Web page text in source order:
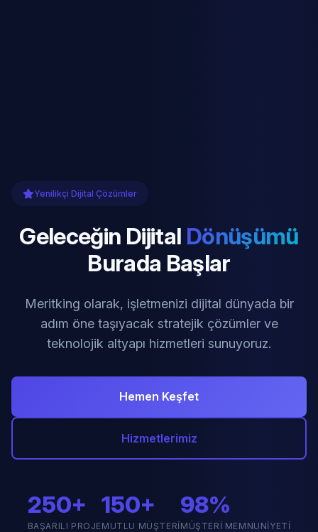
Yenilikçi Dijital Çözümler
Geleceğin Dijital Dönüşümü
Burada Başlar
Meritking olarak, işletmenizi dijital dünyada bir
adım öne taşıyacak stratejik çözümler ve
teknolojik altyapı hizmetleri sunuyoruz.
Hemen Keşfet
Hizmetlerimiz
250+
BAŞARILI PROJE
150+
MUTLU MÜŞTERI
98%
MÜŞTERI MEMNUNIYETI